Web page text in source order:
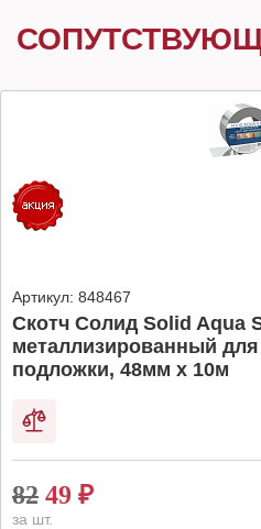
Артикул: 848467
Скотч Солид Solid Aqua
металлизированный
подложки, 48мм х 10м
82 49 ₽
за шт.